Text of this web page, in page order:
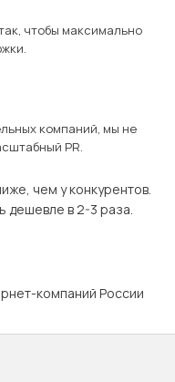
чтобы максимально
компаний, мы не
PR.
чем у конкурентов.
дешевле в 2-3 раза.
компаний России